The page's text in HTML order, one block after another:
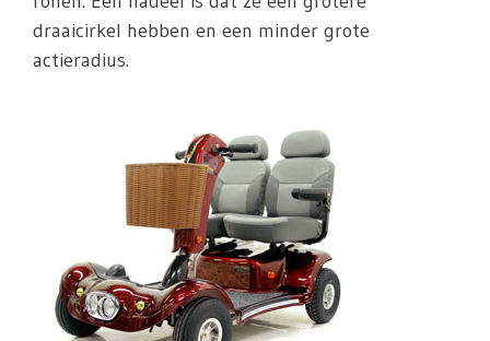
draaicirkel hebben en een minder grote
actieradius.